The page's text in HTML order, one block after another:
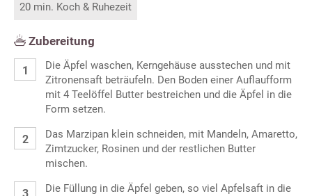
20 min. Koch & Ruhezeit
Zubereitung
Die Äpfel waschen, Kerngehäuse ausstechen und mit
Zitronensaft beträufeln. Den Boden einer Auflaufform
mit 4 Teelöffel Butter bestreichen und die Äpfel in die
Form setzen.
Das Marzipan klein schneiden, mit Mandeln, Amaretto,
Zimtzucker, Rosinen und der restlichen Butter
mischen.
Die Füllung in die Äpfel geben, so viel Apfelsaft in die